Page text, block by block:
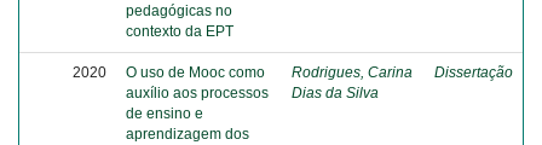
pedagógicas no
contexto da EPT
2020
O uso de Mooc como
auxílio aos processos
de ensino e
aprendizagem dos
Rodrigues, Carina
Dias da Silva
Dissertação